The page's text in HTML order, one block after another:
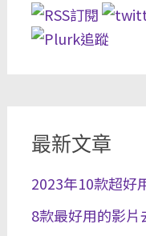
最新文章
2023年10款超好
8款最好用的影